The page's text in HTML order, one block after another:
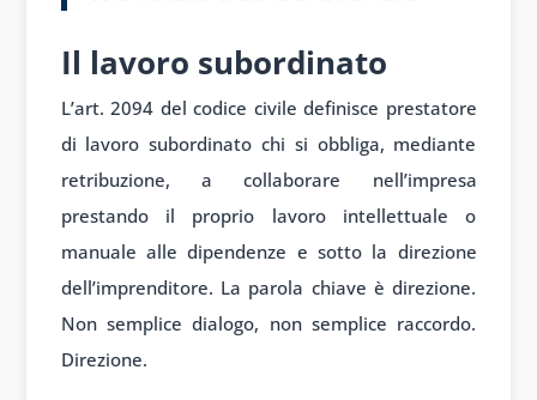
Il lavoro subordinato
L’art. 2094 del codice civile definisce prestatore
di lavoro subordinato chi si obbliga, mediante
retribuzione, a collaborare nell’impresa
prestando il proprio lavoro intellettuale o
manuale alle dipendenze e sotto la direzione
dell’imprenditore. La parola chiave è direzione.
Non semplice dialogo, non semplice raccordo.
Direzione.